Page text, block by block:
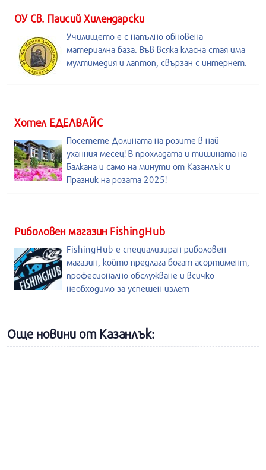
ОУ Св. Паисий Хилендарски
Училището е с напълно обновена
материална база. Във всяка класна стая има
мултимедия и лаптоп, свързан с интернет.
Хотел ЕДЕЛВАЙС
Посетете Долината на розите в най-
уханния месец! В прохладата и тишината на
Балкана и само на минути от Казанлък и
Празник на розата 2025!
Риболовен магазин FishingHub
FishingHub е специализиран риболовен
магазин, който предлага богат асортимент,
професионално обслужване и всичко
необходимо за успешен излет
Още новини от Казанлък: